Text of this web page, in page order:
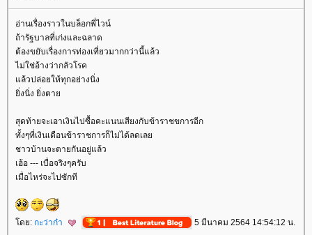
อ่านเรื่องราวในบล็อกพี่ไวน์
ถ้ารัฐบาลที่เก่งและฉลาด
ต้องขยับเรื่องการท่องเที่ยวมากกว่านี้แล้ว
ไม่ใช่อ้างว่ากลัวโรค
ล้วปล่อยให้ทุกอย่างนิ่ง
ิ่งนิ่ง ยิ่งตา
สุดท้ายจะเอาเงินไปซื้อคะแนนเสียงกับข้าราชขการอีก
ทั้งๆที่เงินเดือนข้าราชการก็ไม่ได้ลดเล
ชาวบ้านจะตายกันอยู่แล้ว
เฮ้อ --- เบื่อจริงๆครับ
เมื่อไหร่จะไปซักที
ดย: กะว่าก๋า 5 มีนาคม 2564 14:54:12 น.